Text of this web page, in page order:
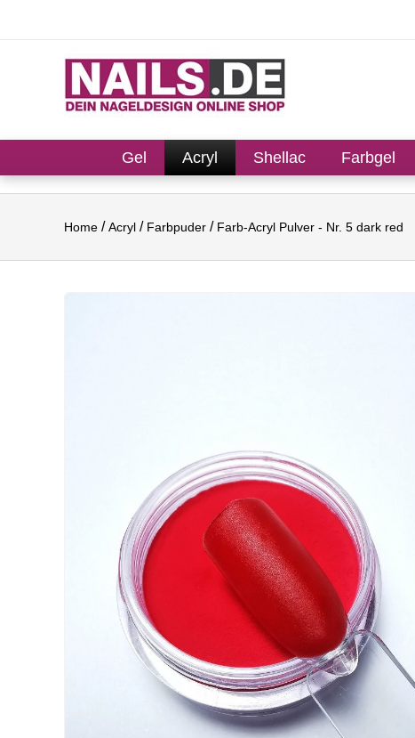
Gel Acryl Shellac Farbgel
Home Acryl Farbpuder Farb-Acryl Pulver - Nr. 5 dark red